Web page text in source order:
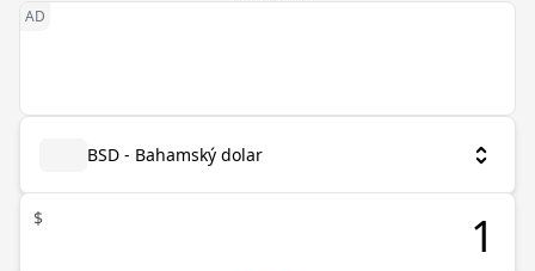
BSD - Bahamský dolar
$